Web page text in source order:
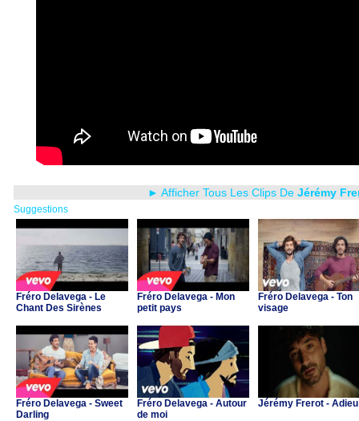
► Afficher Tous Les Clips De Jérémy
Suggestions
Fréro Delavega - Le
Chant Des Sirènes
Fréro Delavega - Mon
petit pays
Fréro Delavega - Ton
visage
Fréro Delavega - Sweet
Darling
Fréro Delavega - Autour
de moi
Jérémy Frerot - Adieu